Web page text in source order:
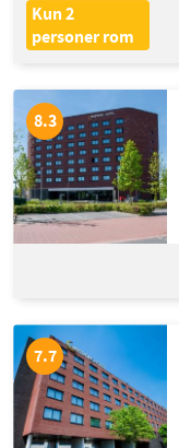
7.7
8.3
Kun 2
personer rom